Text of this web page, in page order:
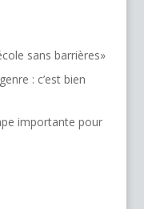
sans barrières»
: c’est bien
importante pour